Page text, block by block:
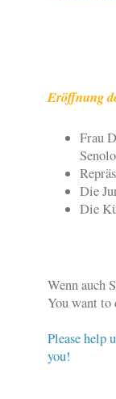
Eröffnung
Frau
Die
Die
Wenn auch
You want to
Please help
you!